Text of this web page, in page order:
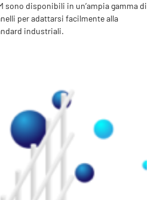
sono disponibili in un’ampia gamma di
per adattarsi facilmente alla
industriali.